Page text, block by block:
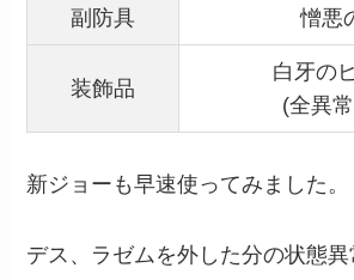
副防具 憎悪
装飾品
白牙の
(全異
新ジョーも早速使ってみました。
デス、ラゼムを外した分の状態